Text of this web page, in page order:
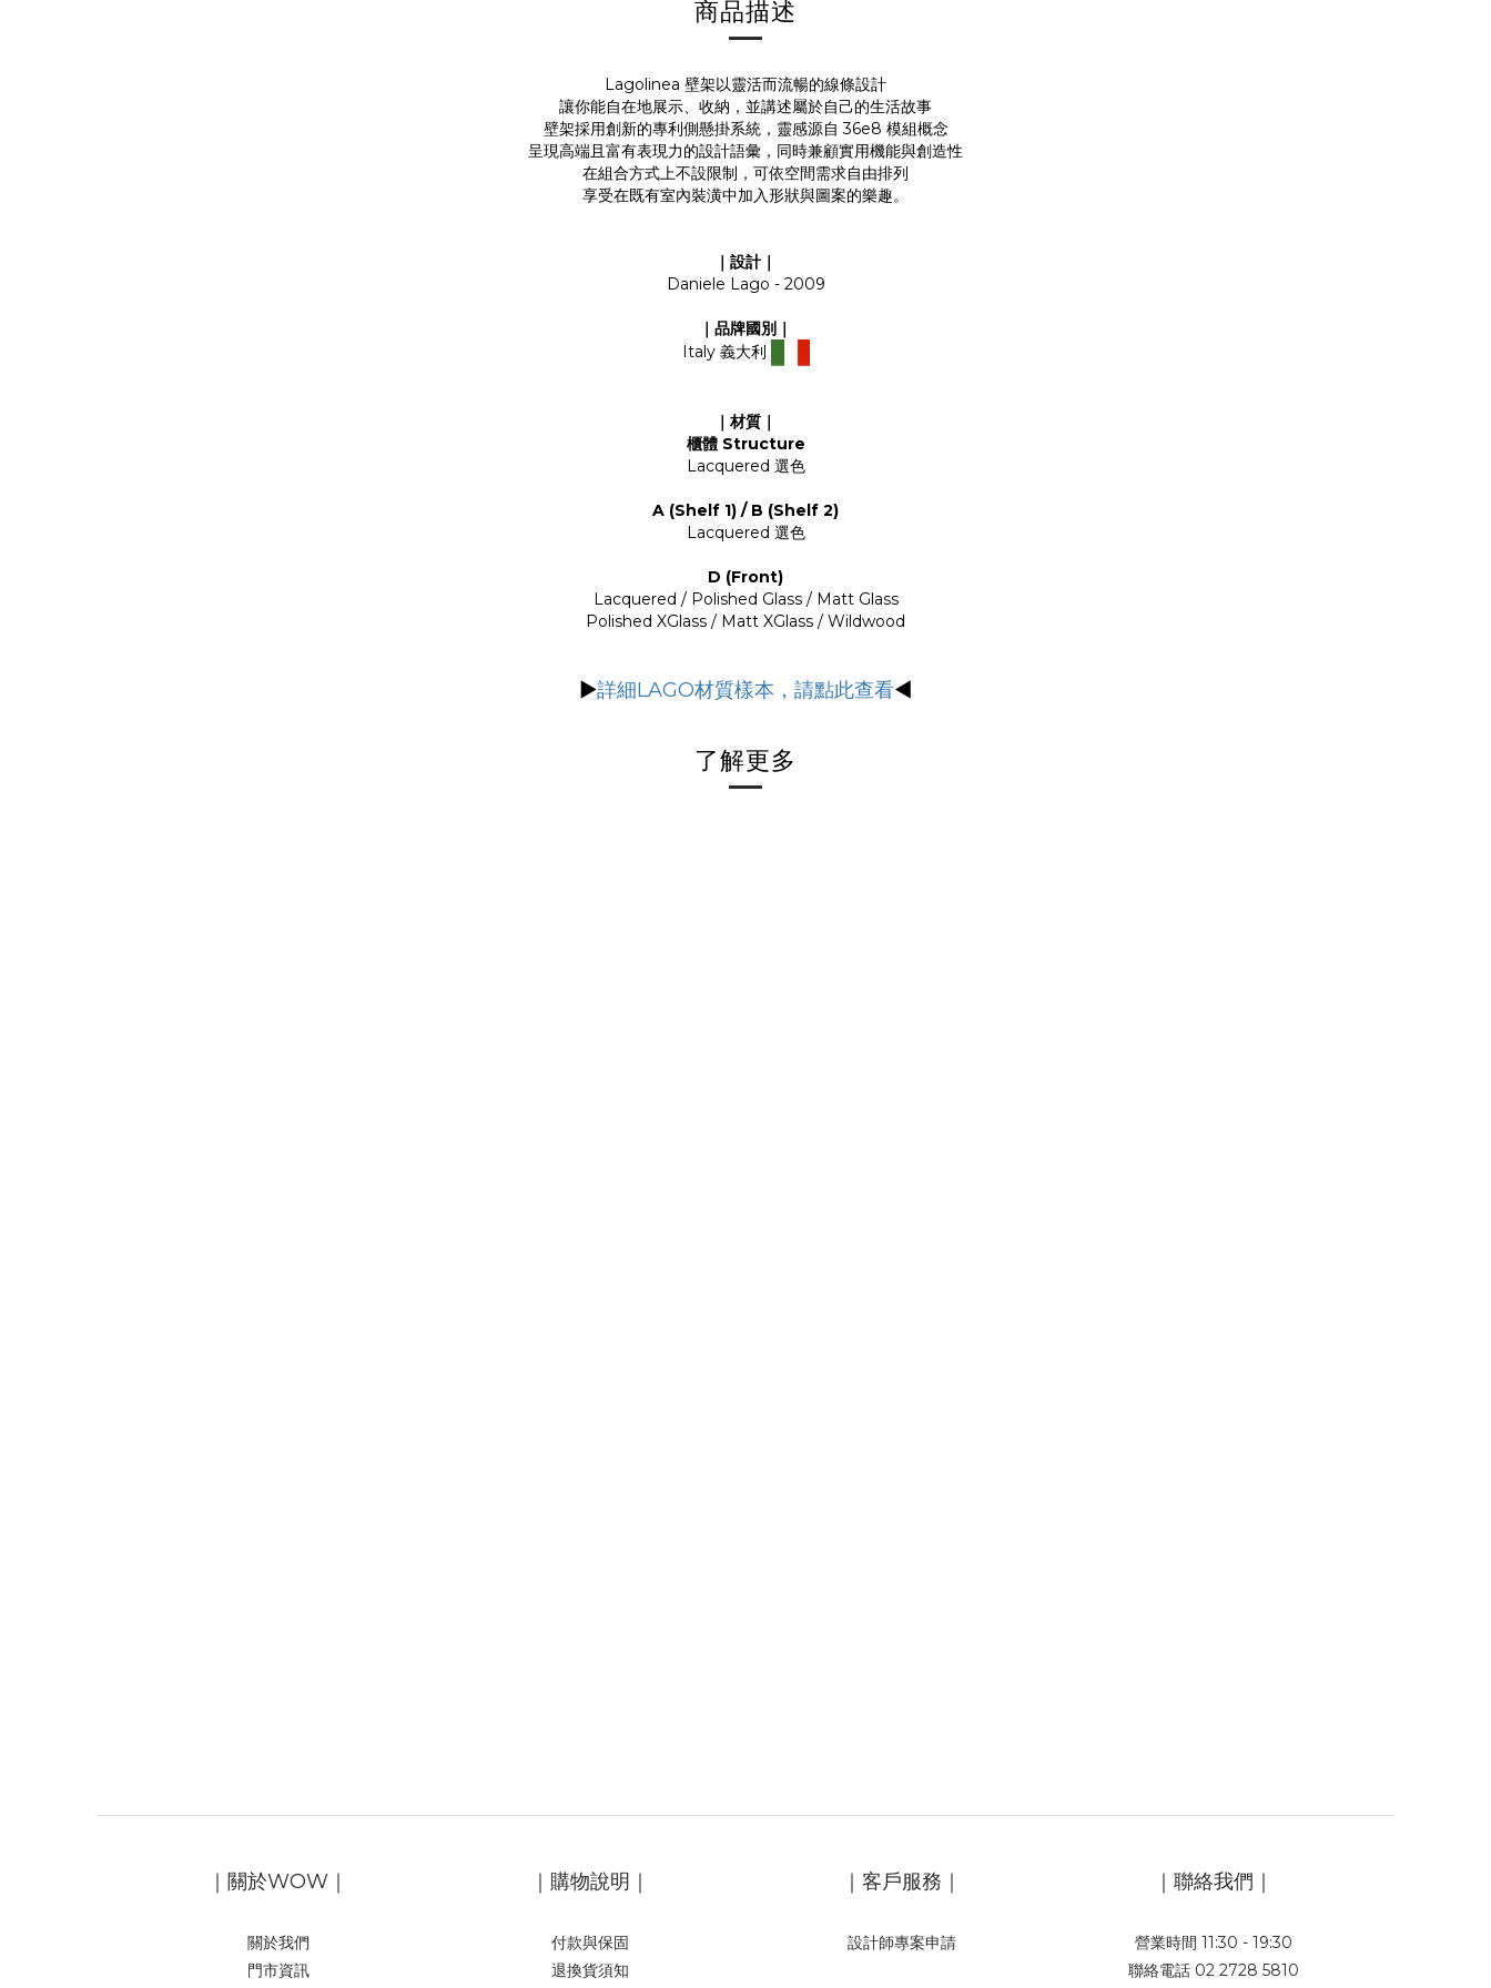
商品描述
Lagolinea 壁架以靈活而流暢的線條設計
讓你能自在地展示、收納，並講述屬於自己的生活故事
壁架採用創新的專利側懸掛系統，靈感源自 36e8 模組概念
呈現高端且富有表現力的設計語彙，同時兼顧實用機能與創造性
在組合方式上不設限制，可依空間需求自由排列
享受在既有室內裝潢中加入形狀與圖案的樂趣。
｜設計｜
Daniele Lago - 2009
｜品牌國別｜
Italy 義大利
｜材質｜
櫃體 Structure
Lacquered 選色
A (Shelf 1) / B (Shelf 2)
Lacquered 選色
D (Front)
Lacquered / Polished Glass / Matt Glass
Polished XGlass / Matt XGlass / Wildwood
▶詳細LAGO材質樣本，請點此查看◀
了解更多
｜關於WOW｜
關於我們
門市資訊
｜購物說明｜
付款與保固
退換貨須知
｜客戶服務｜
設計師專案申請
｜聯絡我們｜
營業時間 11:30 - 19:30
聯絡電話 02 2728 5810